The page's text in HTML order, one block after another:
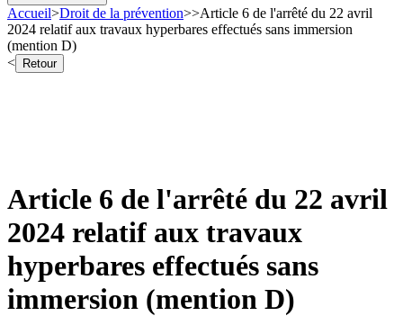
Accueil>Droit de la prévention>>Article 6 de l'arrêté du 22 avril
2024 relatif aux travaux hyperbares effectués sans immersion
(mention D)
<
Retour
Article 6 de l'arrêté du 22 avril
2024 relatif aux travaux
hyperbares effectués sans
immersion (mention D)